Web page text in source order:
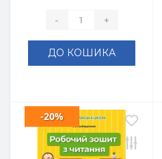
- +
ДО КОШИКА
-20%